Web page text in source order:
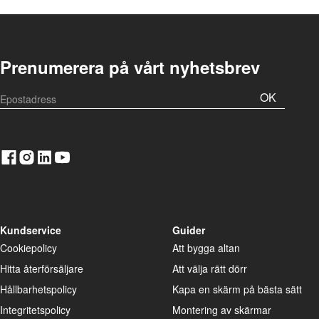
Prenumerera på vårt nyhetsbrev
OK
Kundservice
Cookiepolicy
Hitta återförsäljare
Hållbarhetspolicy
Integritetspolicy
Guider
Att bygga altan
Att välja rätt dörr
Kapa en skärm på bästa sätt
Montering av skärmar